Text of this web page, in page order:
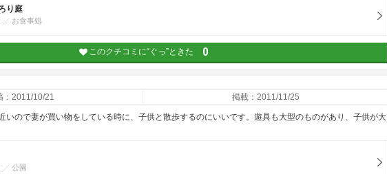
り庭
お食事処
このクチコミに“ぐっ”ときた 0
：2011/10/21 掲載：2011/11/25
いので妻が買い物をしている時に、子供と散歩するのにいいです。遊具も大型のものがあり、子供が大
公園